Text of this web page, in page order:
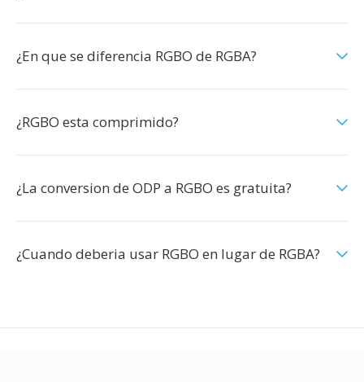
¿En que se diferencia RGBO de RGBA?
¿RGBO esta comprimido?
¿La conversion de ODP a RGBO es gratuita?
¿Cuando deberia usar RGBO en lugar de RGBA?